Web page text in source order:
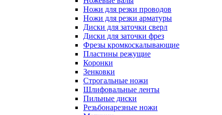
Ножи для резки проводов
Ножи для резки арматуры
Диски для заточки сверл
Диски для заточки фрез
Фрезы кромкоскалывающие
Пластины режущие
Коронки
Зенковки
Строгальные ножи
Шлифовальные ленты
Пильные диски
Резьбонарезные ножи